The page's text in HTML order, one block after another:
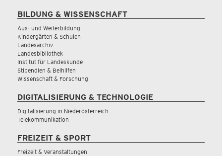
BILDUNG & WISSENSCHAFT
Aus- und Weiterbildung
Kindergärten & Schulen
Landesarchiv
Landesbibliothek
Institut für Landeskunde
Stipendien & Beihilfen
Wissenschaft & Forschung
DIGITALISIERUNG & TECHNOLOGIE
Digitalisierung in Niederösterreich
Telekommunikation
FREIZEIT & SPORT
Freizeit & Veranstaltungen